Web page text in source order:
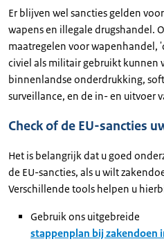
Er blijven wel sancties gelden
wapens en illegale drugshandel.
maatregelen voor wapenhandel,
civiel als militair gebruikt kunnen
binnenlandse onderdrukking,
surveillance, en de in- en uitvoer
Check of de EU-sancties
Het is belangrijk dat u goed
de EU-sancties, als u wilt
Verschillende tools helpen u
Gebruik ons uitgebreide
stappenplan bij zakendoen